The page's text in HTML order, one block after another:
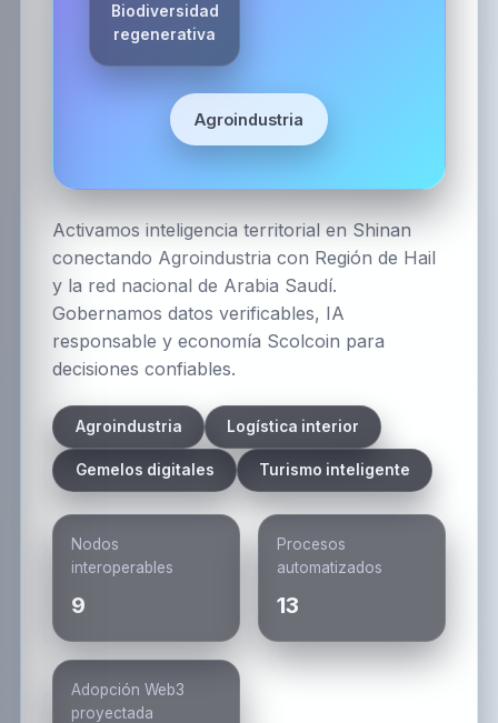
Biodiversidad
regenerativa
Agroindustria
Activamos inteligencia territorial en Shinan
conectando Agroindustria con Región de Hail
y la red nacional de Arabia Saudí.
Gobernamos datos verificables, IA
responsable y economía Scolcoin para
decisiones confiables.
Agroindustria Logística interior
Gemelos digitales Turismo inteligente
Nodos
interoperables
9
Procesos
automatizados
13
Adopción Web3
proyectada